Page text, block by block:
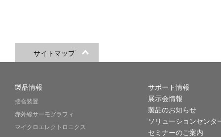
サイトマップ
製品情報
接合装置
赤外線サーモグラフィ
マイクロエレクトロニクス
サポート情報
展示会情報
製品のお知らせ
ソリューションセンタ
セミナーのご案内